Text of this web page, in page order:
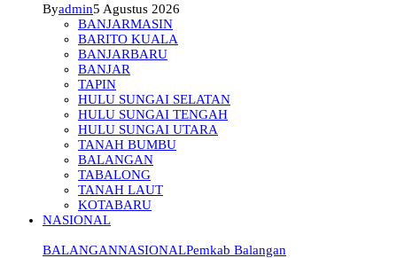
Byadmin5 Agustus 2026
BANJARMASIN
BARITO KUALA
BANJARBARU
BANJAR
TAPIN
HULU SUNGAI SELATAN
HULU SUNGAI TENGAH
HULU SUNGAI UTARA
TANAH BUMBU
BALANGAN
TABALONG
TANAH LAUT
KOTABARU
NASIONAL
BALANGANNASIONALPemkab Balangan